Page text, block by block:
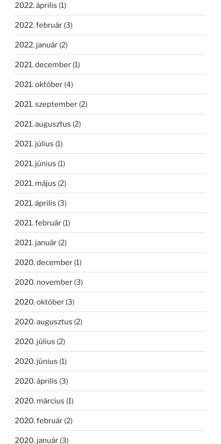
2022. április (1)
2022. február (3)
2022. január (2)
2021. december (1)
2021. október (4)
2021. szeptember (2)
2021. augusztus (2)
2021. július (1)
2021. június (1)
2021. május (2)
2021. április (3)
2021. február (1)
2021. január (2)
2020. december (1)
2020. november (3)
2020. október (3)
2020. augusztus (2)
2020. július (2)
2020. június (1)
2020. április (3)
2020. március (1)
2020. február (2)
2020. január (3)